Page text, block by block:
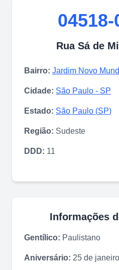
04518-
Rua Sá de
Bairro: Jardim Novo
Cidade: São Paulo - SP
Estado: São Paulo (SP)
Região: Sudeste
DDD: 11
Informações
Gentílico: Paulistano
Aniversário: 25 de janeiro